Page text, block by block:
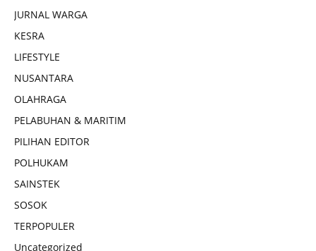
JURNAL WARGA
KESRA
LIFESTYLE
NUSANTARA
OLAHRAGA
PELABUHAN & MARITIM
PILIHAN EDITOR
POLHUKAM
SAINSTEK
SOSOK
TERPOPULER
Uncategorized